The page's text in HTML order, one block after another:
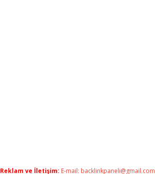
Reklam ve İletişim: E-mail: backlinkpaneli@gmail.com